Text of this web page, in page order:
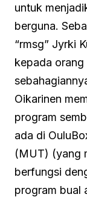
untuk
berguna.
“rmsg” Jyrki
kepada orang
Oikarinen
program
ada di
(MUT) (yang
berfungsi
program bual